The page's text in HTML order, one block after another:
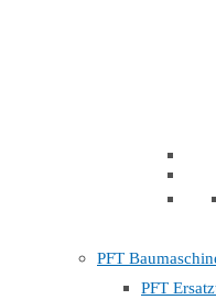
PFT
PFT